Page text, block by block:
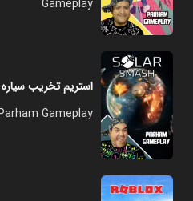
Gameplay
استریم تخریب
Gameplay